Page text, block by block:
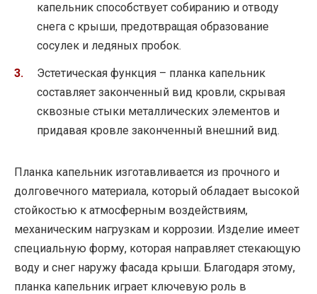
капельник способствует собиранию и отводу
снега с крыши, предотвращая образование
сосулек и ледяных пробок.
Эстетическая функция – планка капельник
составляет законченный вид кровли, скрывая
сквозные стыки металлических элементов и
придавая кровле законченный внешний вид.
Планка капельник изготавливается из прочного и
долговечного материала, который обладает высокой
стойкостью к атмосферным воздействиям,
механическим нагрузкам и коррозии. Изделие имеет
специальную форму, которая направляет стекающую
воду и снег наружу фасада крыши. Благодаря этому,
планка капельник играет ключевую роль в